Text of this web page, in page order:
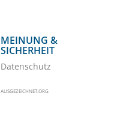
MEINUNG &
SICHERHEIT
Datenschutz
AUSGEZEICHNET.ORG